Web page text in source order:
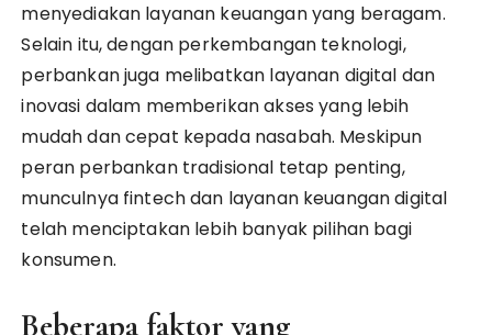
menyediakan layanan keuangan yang beragam.
Selain itu, dengan perkembangan teknologi,
perbankan juga melibatkan layanan digital dan
inovasi dalam memberikan akses yang lebih
mudah dan cepat kepada nasabah. Meskipun
peran perbankan tradisional tetap penting,
munculnya fintech dan layanan keuangan digital
telah menciptakan lebih banyak pilihan bagi
konsumen.
Beberapa faktor yang